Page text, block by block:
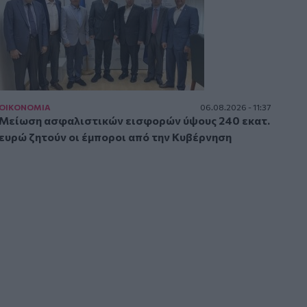
06.08.2026 - 11:37
ασφαλιστικών εισφορών ύψους 240 εκατ.
ζητούν οι έμποροι από την Κυβέρνηση